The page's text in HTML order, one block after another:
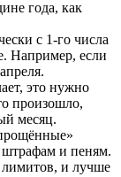
года, как
с 1-го числа
Например, если
это нужно
произошло,
месяц.
штрафам и пеням.
лимитов, и лучше